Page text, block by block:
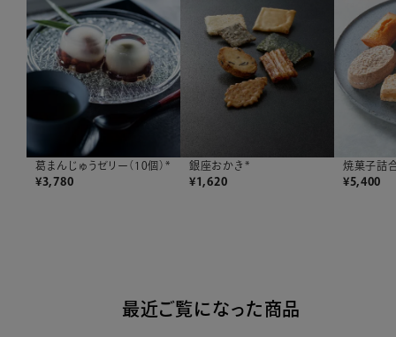
葛まんじゅうゼリー（10個）*
¥3,780
銀座おかき*
¥1,620
焼菓子詰
¥5,400
最近ご覧になった商品